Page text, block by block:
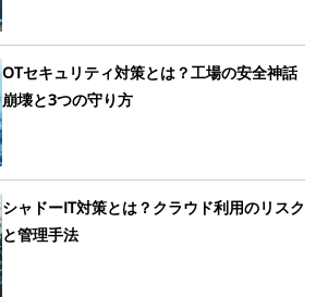
OTセキュリティ対策とは？工場の安全神話
崩壊と3つの守り方
シャドーIT対策とは？クラウド利用のリスク
と管理手法